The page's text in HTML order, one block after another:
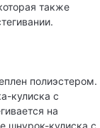
также
полиэстером.
кулиска с
на